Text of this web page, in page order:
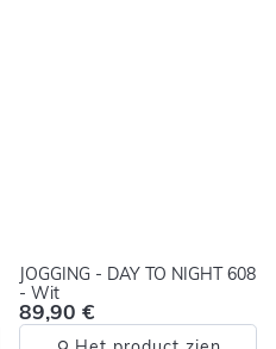
JOGGING - DAY TO NIGHT 608
- Wit
89,90 €